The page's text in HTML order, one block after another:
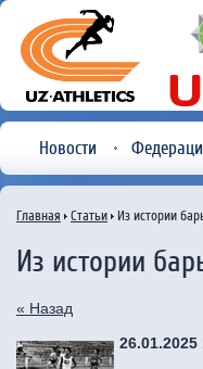
Новости
Главная Статьи Из истории
Из истории
« Назад
26.01.2025